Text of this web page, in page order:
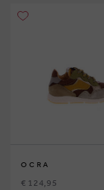
OCRA
€ 124,95